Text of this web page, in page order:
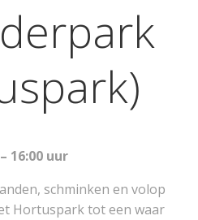
16:00 uur
schminken en volop
Hortuspark tot een waar